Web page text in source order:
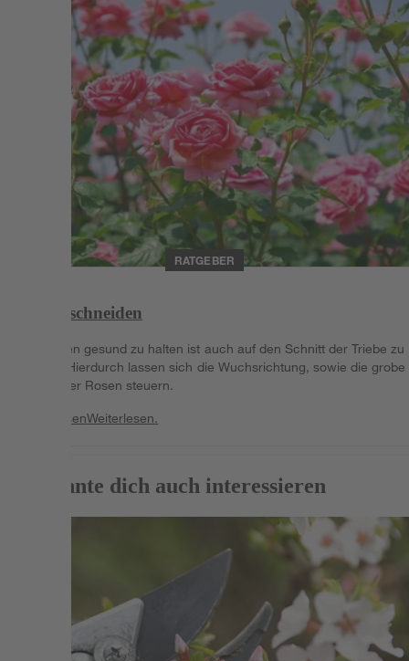
RATGEBER
Rosen schneiden
Um Rosen gesund zu halten ist auch auf den Schnitt der Triebe zu
achten. Hierdurch lassen sich die Wuchsrichtung, sowie die grobe
Anzahl der Rosen steuern.
WeiterlesenWeiterlesen.
Das könnte dich auch interessieren